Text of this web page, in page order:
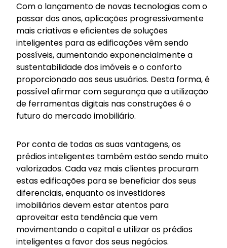
Com o lançamento de novas tecnologias com o
passar dos anos, aplicações progressivamente
mais criativas e eficientes de soluções
inteligentes para as edificações vêm sendo
possíveis, aumentando exponencialmente a
sustentabilidade dos imóveis e o conforto
proporcionado aos seus usuários. Desta forma, é
possível afirmar com segurança que a utilização
de ferramentas digitais nas construções é o
futuro do mercado imobiliário.
Por conta de todas as suas vantagens, os
prédios inteligentes também estão sendo muito
valorizados. Cada vez mais clientes procuram
estas edificações para se beneficiar dos seus
diferenciais, enquanto os investidores
imobiliários devem estar atentos para
aproveitar esta tendência que vem
movimentando o capital e utilizar os prédios
inteligentes a favor dos seus negócios.